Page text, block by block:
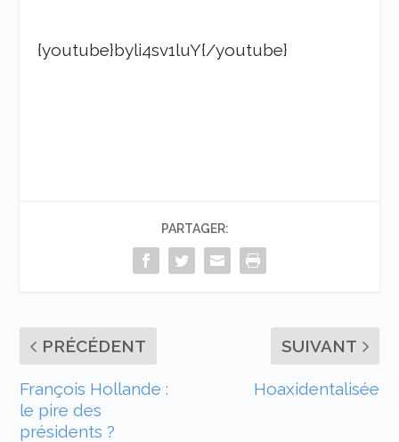
{youtube}byli4sv1luY{/youtube}
PARTAGER:
PRÉCÉDENT
François Hollande :
le pire des
présidents ?
SUIVANT
Hoaxidentalisée